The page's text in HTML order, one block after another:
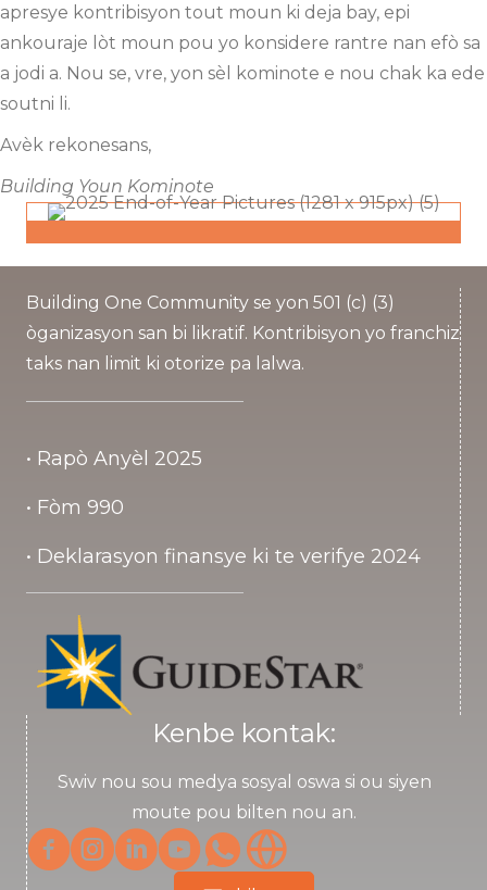
apresye kontribisyon tout moun ki deja bay, epi
ankouraje lòt moun pou yo konsidere rantre nan efò sa
a jodi a. Nou se, vre, yon sèl kominote e nou chak ka ede
soutni li.
Avèk rekonesans,
Building Youn Kominote
Building One Community se yon 501 (c) (3)
òganizasyon san bi likratif. Kontribisyon yo franchiz
taks nan limit ki otorize pa lalwa.
• Rapò Anyèl 2025
• Fòm 990
• Deklarasyon finansye ki te verifye 2024
Kenbe kontak:
Swiv nou sou medya sosyal oswa si ou siyen
moute pou bilten nou an.